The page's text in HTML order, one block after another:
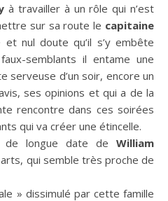
à travailler à un rôle qui n’est
sur sa route le capitaine
nul doute qu’il s’y embête
semblants il entame une
serveuse d’un soir, encore un
ses opinions et qui a de la
rencontre dans ces soirées
qui va créer une étincelle.
de longue date de William
qui semble très proche de
» dissimulé par cette famille